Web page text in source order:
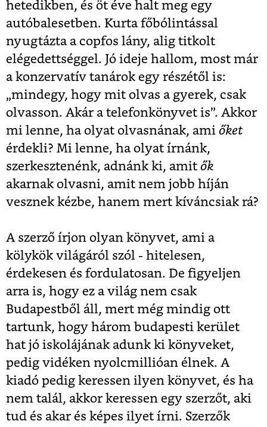
hetedikben, és öt éve halt meg egy
autóbalesetben. Kurta főbólintással
nyugtázta a copfos lány, alig titkolt
elégedettséggel. Jó ideje hallom, most már
a konzervatív tanárok egy részétől is:
„mindegy, hogy mit olvas a gyerek, csak
olvasson. Akár a telefonkönyvet is”. Akkor
mi lenne, ha olyat olvasnának, ami őket
érdekli? Mi lenne, ha olyat írnánk,
szerkesztenénk, adnánk ki, amit ők
akarnak olvasni, amit nem jobb híján
vesznek kézbe, hanem mert kíváncsiak rá?
A szerző írjon olyan könyvet, ami a
kölykök világáról szól - hitelesen,
érdekesen és fordulatosan. De figyeljen
arra is, hogy ez a világ nem csak
Budapestből áll, mert még mindig ott
tartunk, hogy három budapesti kerület
hat jó iskolájának adunk ki könyveket,
pedig vidéken nyolcmillióan élnek. A
kiadó pedig keressen ilyen könyvet, és ha
nem talál, akkor keressen egy szerzőt, aki
tud és akar és képes ilyet írni. Szerzők